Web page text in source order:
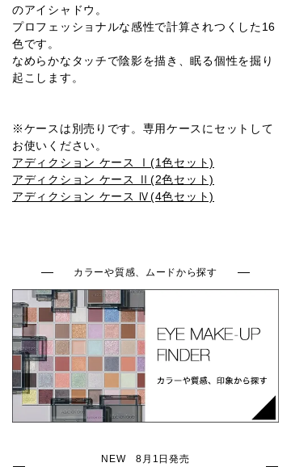
015P
009SP 010SP 011SP 012SP
004N 006N 007N
008N 001C 002C
のアイシャドウ。
プロフェッショナルな感性で計算されつくした16
色です。
なめらかなタッチで陰影を描き、眠る個性を掘り
起こします。
※ケースは別売りです。専用ケースにセットして
お使いください。
アディクション ケース Ⅰ(1色セット)
アディクション ケース Ⅱ(2色セット)
アディクション ケース Ⅳ(4色セット)
カラーや質感、ムードから探す
NEW 8月1日発売